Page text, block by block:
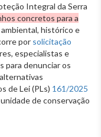
Integral da Serra
concretos para a
histórico e
por solicitação
especialistas e
para denunciar os
de Lei (PLs) 161/2025
de conservação